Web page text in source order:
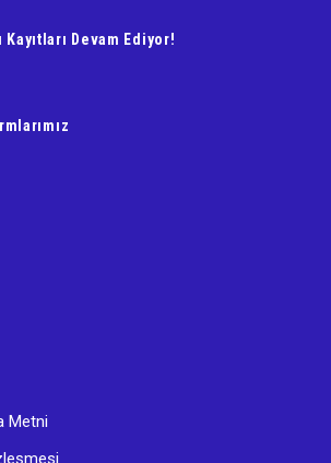
Devam Ediyor!
Metni